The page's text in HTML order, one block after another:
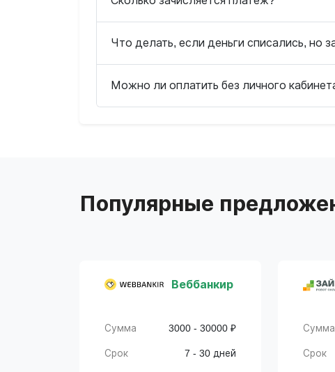
Что делать, если деньги списались, но
Можно ли оплатить без личного
Популярные
Веббанкир
Сумма 3000 - 30000 ₽
Срок 7 - 30 дней
Сумма
Срок